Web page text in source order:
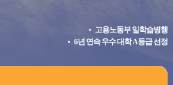
고용노동부 일학습병행
6년 연속 우수 대학 A 등급 선정